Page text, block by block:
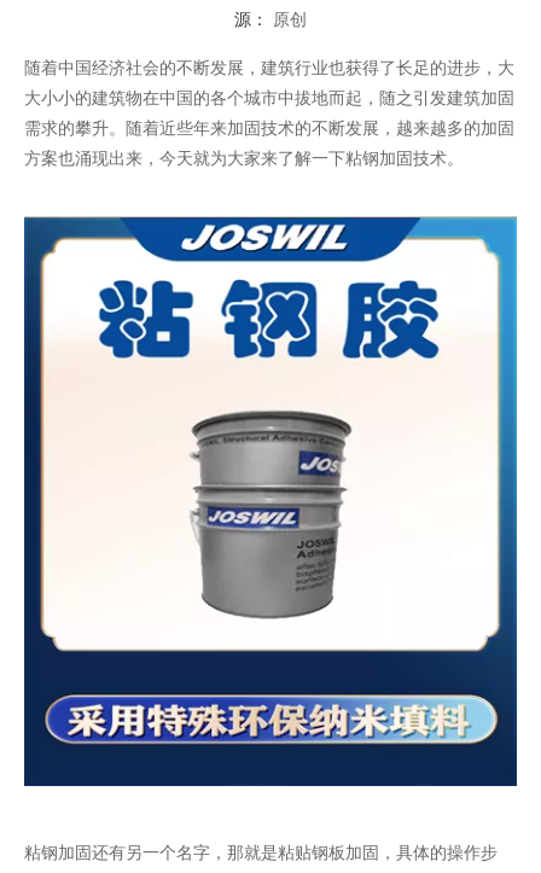
源： 原创
["wechat","weibo","qzone","douban","email"]
随着中国经济社会的不断发展，建筑行业也获得了长足的进步，大
大小小的建筑物在中国的各个城市中拔地而起，随之引发建筑加固
需求的攀升。随着近些年来加固技术的不断发展，越来越多的加固
方案也涌现出来，今天就为大家来了解一下粘钢加固技术。
粘钢加固还有另一个名字，那就是粘贴钢板加固，具体的操作步